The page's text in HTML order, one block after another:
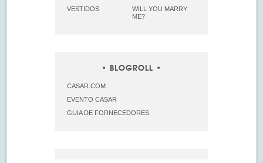
VESTIDOS
WILL YOU MARRY
ME?
BLOGROLL
CASAR.COM
EVENTO CASAR
GUIA DE FORNECEDORES